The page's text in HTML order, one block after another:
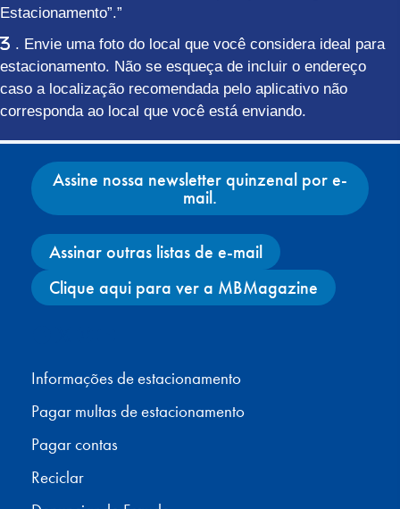
Estacionamento”.”
. Envie uma foto do local que você considera ideal para
estacionamento. Não se esqueça de incluir o endereço
caso a localização recomendada pelo aplicativo não
corresponda ao local que você está enviando.
Assine nossa newsletter quinzenal por e-
mail.
Assinar outras listas de e-mail
Clique aqui para ver a MBMagazine
Informações de estacionamento
Pagar multas de estacionamento
Pagar contas
Reciclar